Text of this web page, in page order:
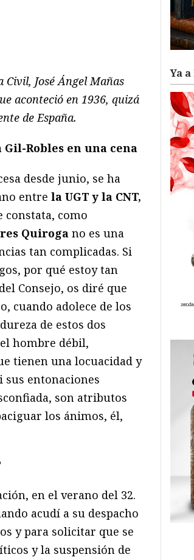
José Ángel Mañas
aconteció en 1936, quizá
de España.
Gil-Robles en una cena
desde junio, se ha
entre la UGT y la CNT,
constata, como
Quiroga no es una
tan complicadas. Si
por qué estoy tan
Consejo, os diré que
cuando adolece de los
de estos dos
hombre débil,
tienen una locuacidad y
sus entonaciones
son atributos
los ánimos, él,
en el verano del 32.
acudí a su despacho
y para solicitar que se
y la suspensión de
Ya